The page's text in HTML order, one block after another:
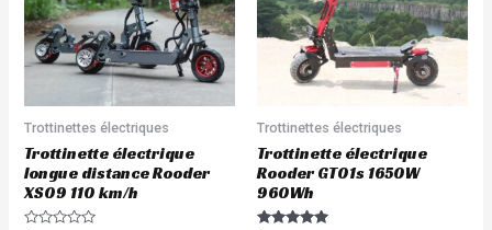
Trottinettes électriques
Trottinette électrique
longue distance Rooder
XS09 110 km/h
Trottinettes électriques
Trottinette électrique
Rooder GT01s 1650W
960Wh